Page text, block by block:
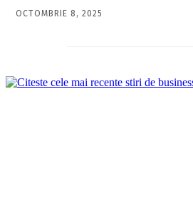
OCTOMBRIE 8, 2025